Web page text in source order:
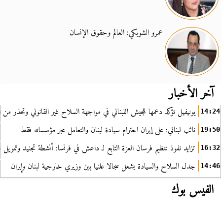
عمرو الشوبكي: العالم وحقوق الإنسان
آخر الأخبار
14:24 يونيفيل تؤكد دعمها للجيش اللبناني في مواجهة السلاح غير القانوني وتحذر من
19:50 نائب لبناني: على إيران احترام سيادة لبنان والتعامل عبر مؤسساته فقط
16:32 تزايد نفوذ تنظيم فرسان العزة التابع لـ داعش في فرنسا: أنشطة تجنيد
14:46 جدل السلاح والسيادة يشعل سجالا علنيا بين وزيري خارجية لبنان وإيران
الفيس بوك